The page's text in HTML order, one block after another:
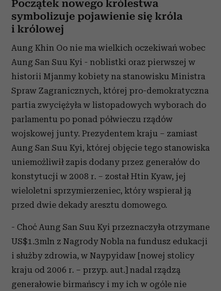
Początek nowego królestwa
symbolizuje pojawienie się króla
i królowej
Aung Khin Oo nie ma wielkich oczekiwań wobec
Aung San Suu Kyi - noblistki oraz pierwszej w
historii Mjanmy kobiety na stanowisku Ministra
Spraw Zagranicznych, której pro-demokratyczna
partia zwyciężyła w listopadowych wyborach do
parlamentu po ponad półwieczu rządów
wojskowej junty. Prezydentem kraju – zamiast
Aung San Suu Kyi, której objęcie tego stanowiska
uniemożliwił zapis dodany przez generałów do
konstytucji w 2008 r. – został Htin Kyaw, jej
wieloletni sprzymierzeniec, który wspierał ją
przed dwie dekady aresztu domowego.
- Choć Aung San Suu Kyi przeznaczyła otrzymane
US$1.3mln z Nagrody Nobla na fundusz edukacji
i służby zdrowia, w Naypyidaw [nowej stolicy
kraju od 2006 r. – przyp. aut.] nadal rządzą
generałowie birmańscy i my ich w ogóle nie